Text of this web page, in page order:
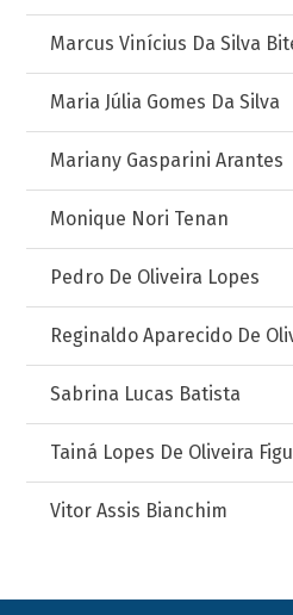
Marcus Vinícius Da Silva
Maria Júlia Gomes Da Silva
Mariany Gasparini Arantes
Monique Nori Tenan
Pedro De Oliveira Lopes
Reginaldo Aparecido De
Sabrina Lucas Batista
Tainá Lopes De Oliveira
Vitor Assis Bianchim